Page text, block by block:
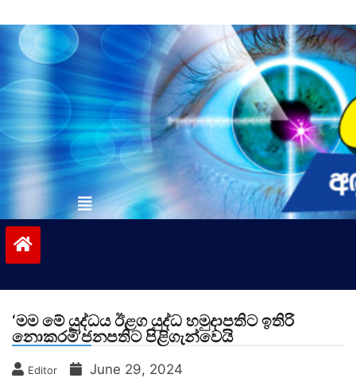
to
contentvinivida.lk
‘මම මේ යුද්ධය ඊළග යුද්ධ හමුදාපතිට ඉතිරි
නොකරමි’ජනපතිට පිළිගැන්වෙයි
Editor June 29, 2024